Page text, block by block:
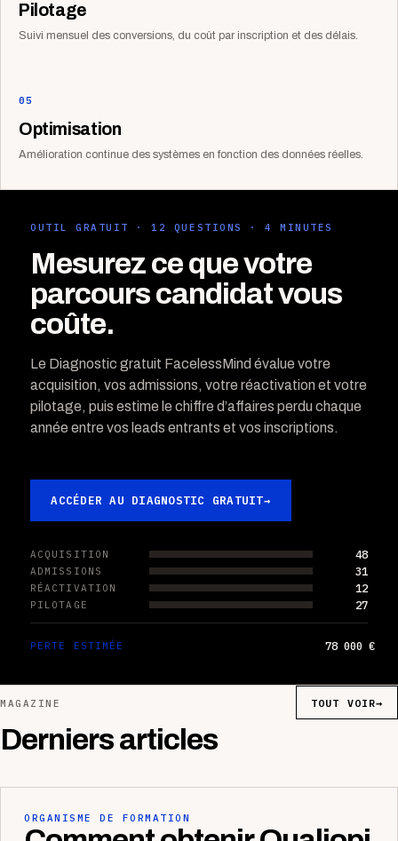
Pilotage
Suivi mensuel des conversions, du coût par inscription et des délais.
05
Optimisation
Amélioration continue des systèmes en fonction des données réelles.
OUTIL GRATUIT · 12 QUESTIONS · 4 MINUTES
Mesurez ce que votre
parcours candidat vous
coûte.
Le Diagnostic gratuit FacelessMind évalue votre
acquisition, vos admissions, votre réactivation et votre
pilotage, puis estime le chiffre d’affaires perdu chaque
année entre vos leads entrants et vos inscriptions.
ACCÉDER AU DIAGNOSTIC GRATUIT→
ACQUISITION 48
ADMISSIONS 31
RÉACTIVATION 12
PILOTAGE 27
PERTE ESTIMÉE 78 000 €
MAGAZINE
Derniers articles
TOUT VOIR→
ORGANISME DE FORMATION